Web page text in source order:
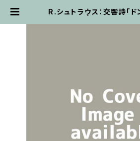
R.シュトラウス：交響詩「ド